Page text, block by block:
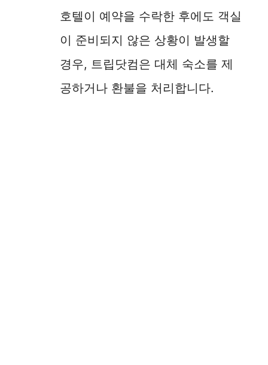
호텔이 예약을 수락한 후에도 객실
이 준비되지 않은 상황이 발생할
경우, 트립닷컴은 대체 숙소를 제
공하거나 환불을 처리합니다.